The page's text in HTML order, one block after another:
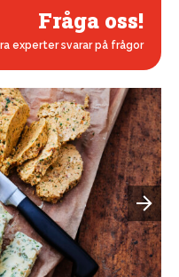
Fråga oss!
experter svarar på frågor